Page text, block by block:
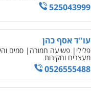
525043999
עו"ד אסף כהן
פלילי פשיעה חמורה סמים
מעצרים וחקירות
0526555488